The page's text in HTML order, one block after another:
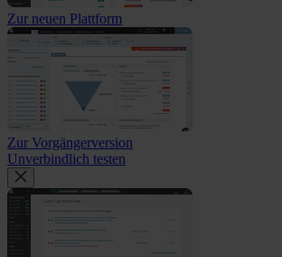
Zur neuen Plattform
Zur Vorgängerversion
Unverbindlich testen